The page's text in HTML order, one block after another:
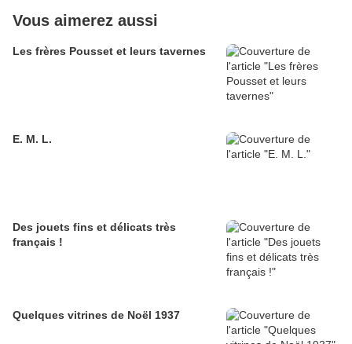
Vous aimerez aussi
Les frères Pousset et leurs tavernes
E. M. L.
Des jouets fins et délicats très
français !
Quelques vitrines de Noël 1937